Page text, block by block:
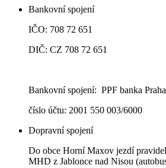
Bankovní spojení
IČO: 708 72 651
DIČ: CZ 708 72 651
Bankovní spojení: PPF banka Praha
číslo účtu: 2001 550 003/6000
Dopravní spojení
Do obce Horní Maxov jezdí
MHD z Jablonce nad Nisou